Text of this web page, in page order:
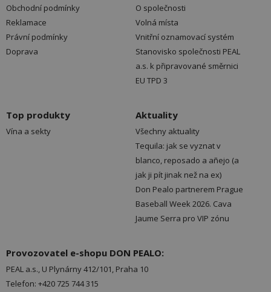
Obchodní podmínky
Reklamace
Právní podmínky
Doprava
O společnosti
Volná místa
Vnitřní oznamovací systém
Stanovisko společnosti PEAL
a.s. k připravované směrnici
EU TPD 3
Top produkty
Vína a sekty
Aktuality
Všechny aktuality
Tequila: jak se vyznat v
blanco, reposado a añejo (a
jak ji pít jinak než na ex)
Don Pealo partnerem Prague
Baseball Week 2026. Cava
Jaume Serra pro VIP zónu
Provozovatel e-shopu DON PEALO:
PEAL a.s., U Plynárny 412/101, Praha 10
Telefon: +420 725 744 315